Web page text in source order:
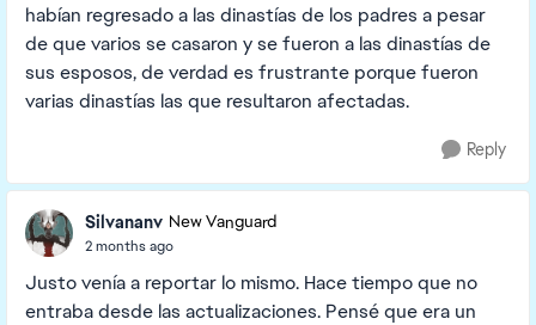
habían regresado a las dinastías de los padres a pesar
de que varios se casaron y se fueron a las dinastías de
sus esposos, de verdad es frustrante porque fueron
varias dinastías las que resultaron afectadas.
Reply
Silvananv New Vanguard
2 months ago
Justo venía a reportar lo mismo. Hace tiempo que no
entraba desde las actualizaciones. Pensé que era un